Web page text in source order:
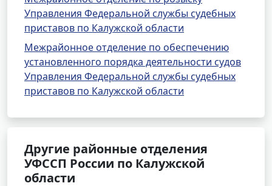
Управления Федеральной службы судебных
приставов по Калужской области
Межрайонное отделение по обеспечению
установленного порядка деятельности судов
Управления Федеральной службы судебных
приставов по Калужской области
Другие районные отделения
УФССП России по Калужской
области